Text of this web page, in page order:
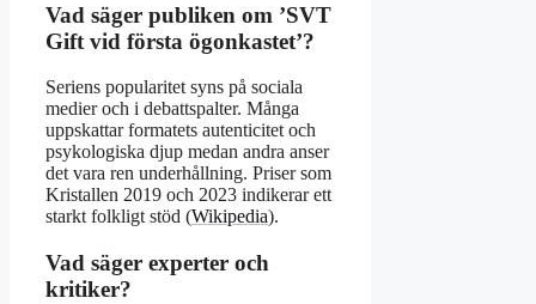
Vad säger publiken om ’SVT
Gift vid första ögonkastet’?
Seriens popularitet syns på sociala
medier och i debattspalter. Många
uppskattar formatets autenticitet och
psykologiska djup medan andra anser
det vara ren underhållning. Priser som
Kristallen 2019 och 2023 indikerar ett
starkt folkligt stöd (Wikipedia).
Vad säger experter och
kritiker?